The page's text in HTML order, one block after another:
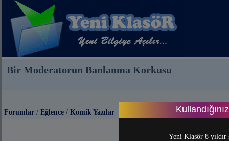
Yeni Klasör 8
Bir Moderatorun Banlanma Korkusu
Forumlar / Eğlence / Komik Yazılar